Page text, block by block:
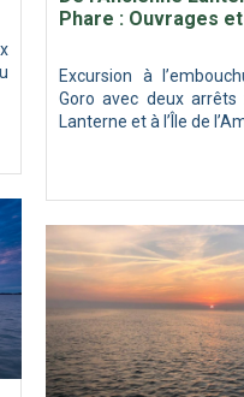
Phare : Ouvrages
Excursion à
Goro avec deux arrêts
Lanterne et à l’Île de